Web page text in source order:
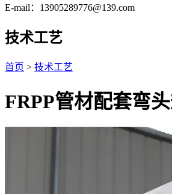
E-mail：13905289776@139.com
技术工艺
首页 > 技术工艺
FRPP管材配套弯